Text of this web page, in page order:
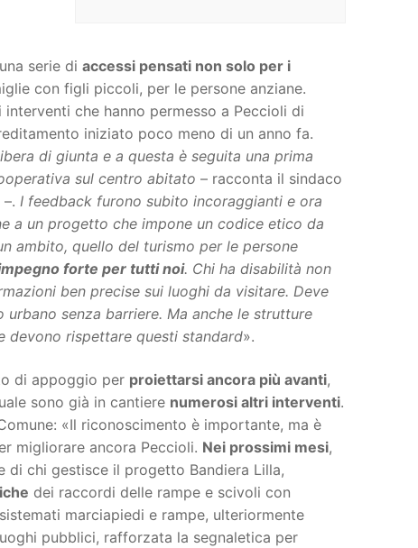
serie di accessi pensati non solo per i
con figli piccoli, per le persone anziane.
che hanno permesso a Peccioli di
iniziato poco meno di un anno fa.
di giunta e a questa è seguita una prima
sul centro abitato – racconta il sindaco
–. I feedback furono subito incoraggianti e ora
a un progetto che impone un codice etico da
ambito, quello del turismo per le persone
forte per tutti noi. Chi ha disabilità non
ben precise sui luoghi da visitare. Deve
senza barriere. Ma anche le strutture
devono rispettare questi standard».
di appoggio per proiettarsi ancora più avanti,
sono già in cantiere numerosi altri interventi.
«Il riconoscimento è importante, ma è
migliorare ancora Peccioli. Nei prossimi mesi,
di chi gestisce il progetto Bandiera Lilla,
dei raccordi delle rampe e scivoli con
marciapiedi e rampe, ulteriormente
pubblici, rafforzata la segnaletica per